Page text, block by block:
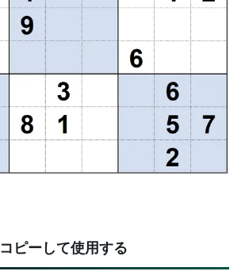
コピーして使用する